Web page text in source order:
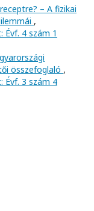
– A fizikai
,
Évf. 4 szám 1
összefoglaló ,
Évf. 3 szám 4